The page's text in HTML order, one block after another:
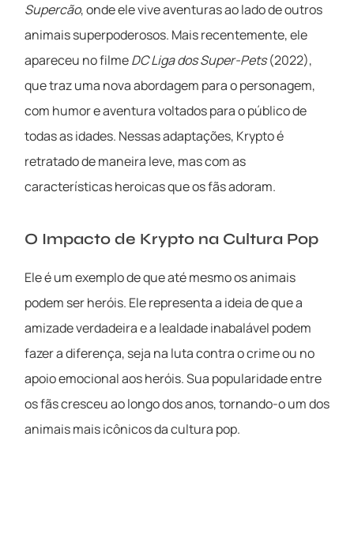
Supercão, onde ele vive aventuras ao lado de outros
animais superpoderosos. Mais recentemente, ele
apareceu no filmeDC Liga dos Super-Pets(2022),
que traz uma nova abordagem para o personagem,
com humor e aventura voltados para o público de
todas as idades. Nessas adaptações, Krypto é
retratado de maneira leve, mas com as
características heroicas que os fãs adoram.
O Impacto de Krypto na Cultura Pop
Ele é um exemplo de que até mesmo os animais
podem ser heróis. Ele representa a ideia de que a
amizade verdadeira e a lealdade inabalável podem
fazer a diferença, seja na luta contra o crime ou no
apoio emocional aos heróis. Sua popularidade entre
os fãs cresceu ao longo dos anos, tornando-o um dos
animais mais icônicos da cultura pop.